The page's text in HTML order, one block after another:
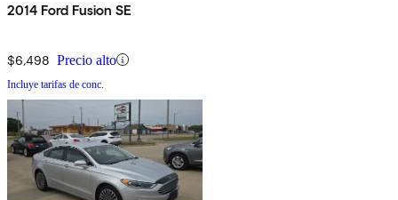
2014 Ford Fusion SE
$6,498 Precio alto
Incluye tarifas de conc.